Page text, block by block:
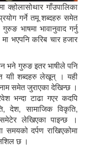
क्होलासोथार गाँउपालिका
गर्ने तमू शब्दहरु समेत
भाषमा भावानुवाद गर्नु
भएपनि करिब चार हजार
भने गुरुङ इतर भाषीले पनि
याी शब्दहरु लेखून् । यही
समेत जुराएका देखिन्छ ।
भन्दा टाढा गएर कदपि
सामाजिक विकृति,
समेटेर लेखिएका पाइन्छ ।
दर्पण राखिएकोमा
छ ।